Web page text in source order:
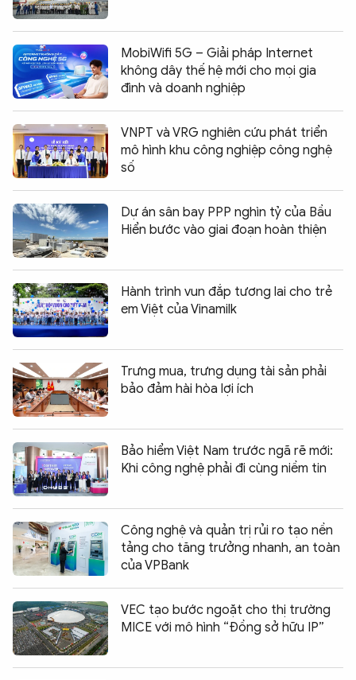
MobiWifi 5G – Giải pháp Internet
không dây thế hệ mới cho mọi gia
đình và doanh nghiệp
VNPT và VRG nghiên cứu phát triển
mô hình khu công nghiệp công nghệ
số
Dự án sân bay PPP nghìn tỷ của Bầu
Hiển bước vào giai đoạn hoàn thiện
Hành trình vun đắp tương lai cho trẻ
em Việt của Vinamilk
Trưng mua, trưng dụng tài sản phải
bảo đảm hài hòa lợi ích
Bảo hiểm Việt Nam trước ngã rẽ mới:
Khi công nghệ phải đi cùng niềm tin
Công nghệ và quản trị rủi ro tạo nền
tảng cho tăng trưởng nhanh, an toàn
của VPBank
VEC tạo bước ngoặt cho thị trường
MICE với mô hình “Đồng sở hữu IP”